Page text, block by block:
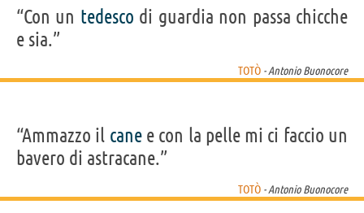
“Con un tedesco di guardia non passa chicche
e sia.”
TOTÒ - Antonio Buonocore
“Ammazzo il canee con la pelle mi ci faccio un
bavero di astracane.”
TOTÒ - Antonio Buonocore